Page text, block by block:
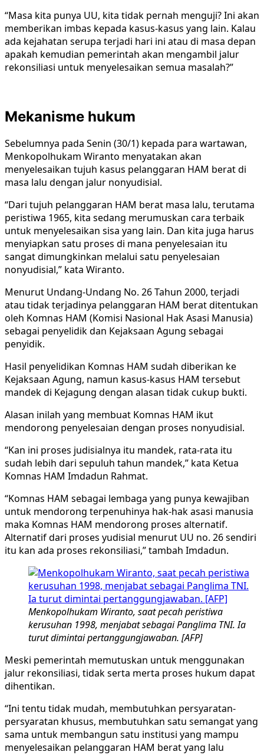
“Masa kita punya UU, kita tidak pernah menguji? Ini akan
memberikan imbas kepada kasus-kasus yang lain. Kalau
ada kejahatan serupa terjadi hari ini atau di masa depan
apakah kemudian pemerintah akan mengambil jalur
rekonsiliasi untuk menyelesaikan semua masalah?”
Mekanisme hukum
Sebelumnya pada Senin (30/1) kepada para wartawan,
Menkopolhukam Wiranto menyatakan akan
menyelesaikan tujuh kasus pelanggaran HAM berat di
masa lalu dengan jalur nonyudisial.
“Dari tujuh pelanggaran HAM berat masa lalu, terutama
peristiwa 1965, kita sedang merumuskan cara terbaik
untuk menyelesaikan sisa yang lain. Dan kita juga harus
menyiapkan satu proses di mana penyelesaian itu
sangat dimungkinkan melalui satu penyelesaian
nonyudisial,” kata Wiranto.
Menurut Undang-Undang No. 26 Tahun 2000, terjadi
atau tidak terjadinya pelanggaran HAM berat ditentukan
oleh Komnas HAM (Komisi Nasional Hak Asasi Manusia)
sebagai penyelidik dan Kejaksaan Agung sebagai
penyidik.
Hasil penyelidikan Komnas HAM sudah diberikan ke
Kejaksaan Agung, namun kasus-kasus HAM tersebut
mandek di Kejagung dengan alasan tidak cukup bukti.
Alasan inilah yang membuat Komnas HAM ikut
mendorong penyelesaian dengan proses nonyudisial.
“Kan ini proses judisialnya itu mandek, rata-rata itu
sudah lebih dari sepuluh tahun mandek,” kata Ketua
Komnas HAM Imdadun Rahmat.
“Komnas HAM sebagai lembaga yang punya kewajiban
untuk mendorong terpenuhinya hak-hak asasi manusia
maka Komnas HAM mendorong proses alternatif.
Alternatif dari proses yudisial menurut UU no. 26 sendiri
itu kan ada proses rekonsiliasi,” tambah Imdadun.
Menkopolhukam Wiranto, saat pecah peristiwa
kerusuhan 1998, menjabat sebagai Panglima TNI. Ia
turut dimintai pertanggungjawaban. [AFP]
Meski pemerintah memutuskan untuk menggunakan
jalur rekonsiliasi, tidak serta merta proses hukum dapat
dihentikan.
“Ini tentu tidak mudah, membutuhkan persyaratan-
persyaratan khusus, membutuhkan satu semangat yang
sama untuk membangun satu institusi yang mampu
menyelesaikan pelanggaran HAM berat yang lalu